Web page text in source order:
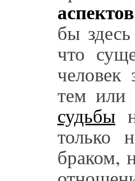
бы
что
человек
тем или
судьбы
только
браком,